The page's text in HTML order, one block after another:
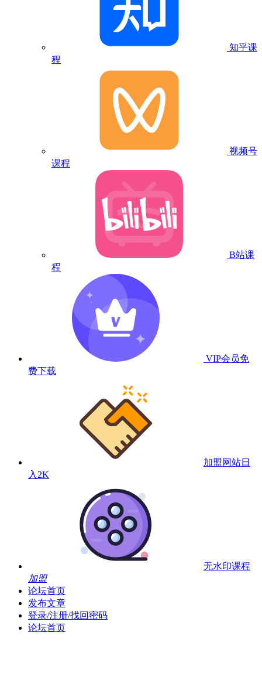
知乎课
程
视频号
课程
B站课
程
VIP会员免
费下载
加盟网站日
入2K
无水印课程
加盟
论坛首页
发布文章
登录/注册/找回密码
论坛首页